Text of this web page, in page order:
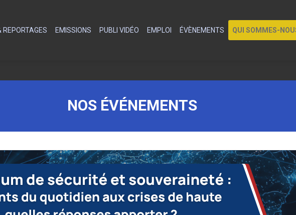
REPORTAGES EMISSIONS PUBLI VIDÉO EMPLOI ÉVÈNEMENTS QUI SOMMES-
NOS ÉVÉNEMENTS